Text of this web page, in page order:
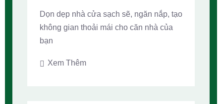
Dọn dẹp nhà cửa sạch sẽ, ngăn nắp, tạo
không gian thoải mái cho căn nhà của
bạn
Xem Thêm